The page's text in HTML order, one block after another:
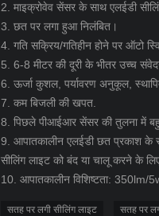
2. माइक्रोवेव सेंसर के साथ एलईडी
3. छत पर लगा हुआ निलंबित।
4. गति सक्रिय/गतिहीन होने पर ऑटो
5. 6-8 मीटर की दूरी के भीतर उच्च
6. ऊर्जा कुशल, पर्यावरण अनुकूल,
7. कम बिजली की खपत.
8. पिछले पीआईआर सेंसर की तुलना में
9. आपातकालीन एलईडी छत प्रकाश के
सीलिंग लाइट को बंद या चालू करने के
10. आपातकालीन विशिष्टता: 350lm/
सतह पर लगी सीलिंग लाइट सतह पर